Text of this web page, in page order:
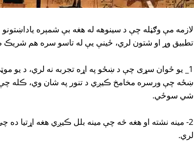
لازمه مې وګڼله چې د سینوهه له هغه بې شمېره
تطبیق وړ او شتون لري، ځینې یې له تاسو سره هم
1_ یو ځوان سړی چې د ښځو په اړه تجربه نه لري، د یو
ښځه چې ورسره مخامخ ڪیږي د تنور په شان وي، ڪله
شي سوځي.
2- مینه نشته او هغه څه چې مینه بلل ڪیږي هغه اړتیا ده
لري.